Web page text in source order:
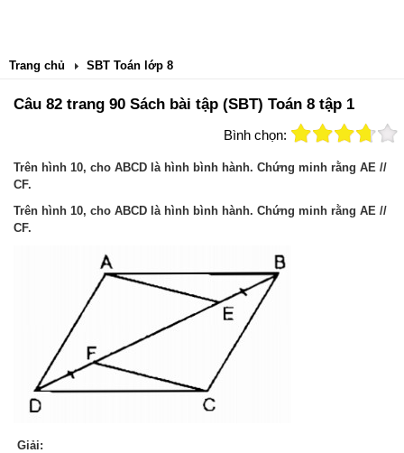
Trang chủ SBT Toán lớp 8
Câu 82 trang 90 Sách bài tập (SBT) Toán 8 tập 1
Bình chọn:
Trên hình 10, cho ABCD là hình bình hành. Chứng minh rằng AE //
CF.
Trên hình 10, cho ABCD là hình bình hành. Chứng minh rằng AE //
CF.
Giải: